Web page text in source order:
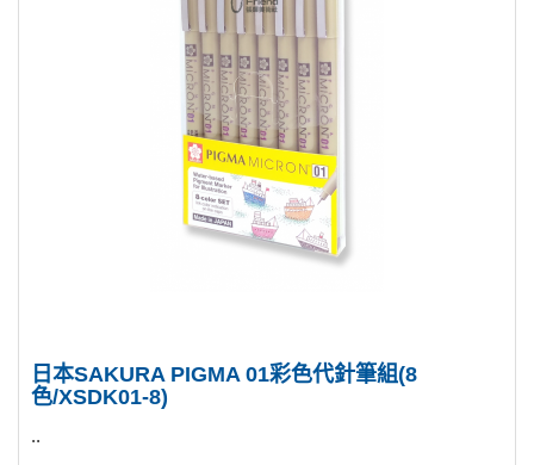
日本SAKURA PIGMA 01彩色代針筆組(8
色/XSDK01-8)
..